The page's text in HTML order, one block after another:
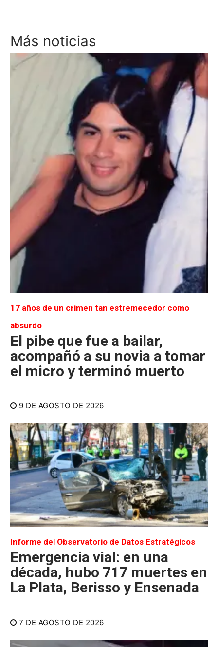
Más noticias
17 años de un crimen tan estremecedor como
absurdo
El pibe que fue a bailar,
acompañó a su novia a tomar
el micro y terminó muerto
9 DE AGOSTO DE 2026
Informe del Observatorio de Datos Estratégicos
Emergencia vial: en una
década, hubo 717 muertes en
La Plata, Berisso y Ensenada
7 DE AGOSTO DE 2026